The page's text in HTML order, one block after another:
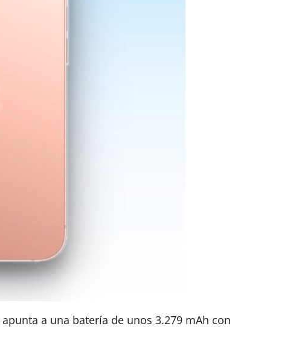
a una batería de unos 3.279 mAh con